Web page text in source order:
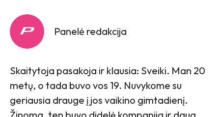
Panelė redakcija
Skaitytoja pasakoja ir klausia: Sveiki. Man 20
metų, o tada buvo vos 19. Nuvykome su
geriausia drauge į jos vaikino gimtadienį.